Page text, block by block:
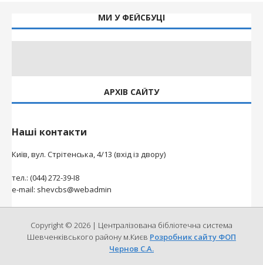
МИ У ФЕЙСБУЦІ
АРХІВ САЙТУ
Наші контакти
Київ, вул. Стрітенська, 4/13 (вхід із двору)
тел.: (044) 272-39-І8
e-mail: shevcbs@webadmin
Copyright © 2026 | Централізована бібліотечна система
Шевченківського району м.Києв Розробник сайту ФОП
Чернов С.А.